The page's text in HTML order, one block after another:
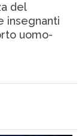
del
insegnanti
uomo-